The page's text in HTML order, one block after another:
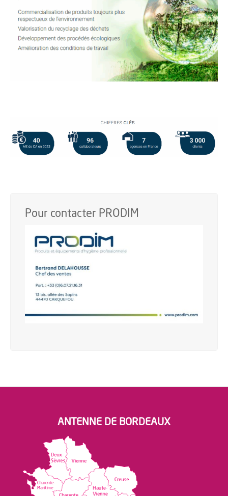
Pour contacter PRODIM
ANTENNE DE BORDEAUX